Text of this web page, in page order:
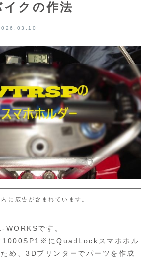
イクの作法
内に広告が含まれています。
WORKSです。
にQuadLockスマホホル
め、3Dプリンターでパーツを作成